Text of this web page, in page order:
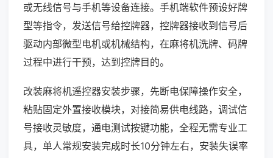
或无线信号与手机等设备连接。手机端软件预设好牌
型等指令，发送信号给控牌器，控牌器接收到信号后
驱动内部微型电机或机械结构，在麻将机洗牌、码牌
过程中进行干预，达到控牌目的。
改装麻将机遥控器安装步骤，先断电保障操作安全，
粘贴固定外置接收模块，对接简易供电线路，调试信
号接收灵敏度，通电测试按键功能，全程无需专业工
具，单人常规安装完成时长10分钟左右，安装失误率